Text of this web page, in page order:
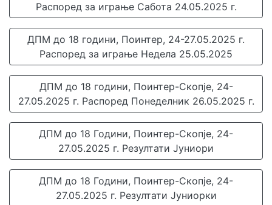
Распоред за играње Сабота 24.05.2025 г.
ДПМ до 18 години, Поинтер, 24-27.05.2025 г.
Распоред за играње Недела 25.05.2025
ДПМ до 18 години, Поинтер-Скопје, 24-
27.05.2025 г. Распоред Понеделник 26.05.2025 г.
ДПМ до 18 Години, Поинтер-Скопје, 24-
27.05.2025 г. Резултати Јуниори
ДПМ до 18 Години, Поинтер-Скопје, 24-
27.05.2025 г. Резултати Јуниорки